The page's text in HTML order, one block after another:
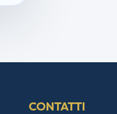
CONTATTI